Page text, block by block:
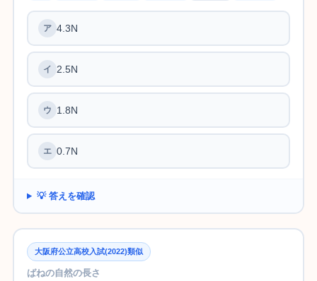
4.3N
2.5N
1.8N
0.7N
💡 答えを確認
大阪府公立高校入試(2022)類似
ばねの自然の長さ